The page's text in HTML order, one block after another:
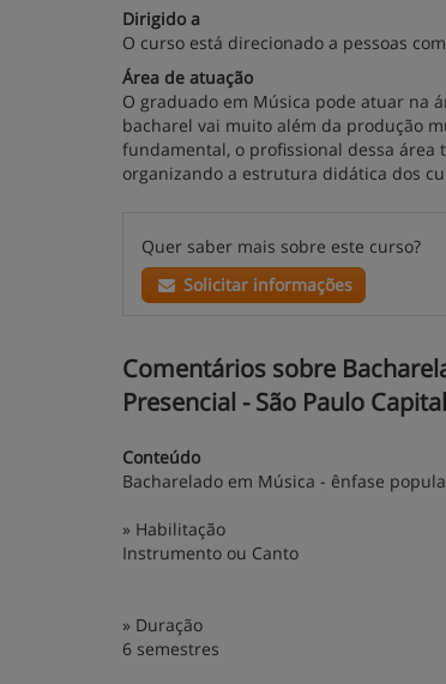
Dirigido a
O curso está direcionado a pessoas
Área de atuação
O graduado em Música pode atuar na
bacharel vai muito além da produção
fundamental, o profissional dessa
organizando a estrutura didática dos
Quer saber mais sobre este curso?
Solicitar informações
Comentários sobre
Presencial - São Paulo
Conteúdo
Bacharelado em Música - ênfase
» Habilitação
Instrumento ou Canto
» Duração
6 semestres